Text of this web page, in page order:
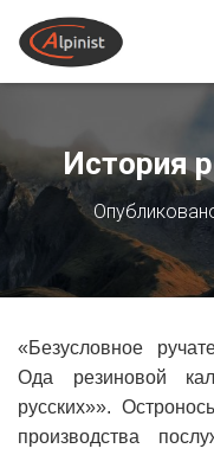
История
«Безусловное
Ода резиновой
русских»».
производства